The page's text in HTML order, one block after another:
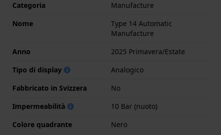
Categoria
Manufacture
Nome
Type 14 Automatic
Manufacture
Anno
2025 Primavera/Estate
Tipo di display
Analogico
Fabbricato in Svizzera
No
Impermeabilità
10 Bar (nuoto)
Colore quadrante
Nero